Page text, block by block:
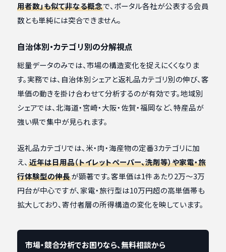
用者数」も似て非なる概念で、ポータル各社が公表する会員
数とも単純には突合できません。
自治体別・カテゴリ別の分解視点
総量データのみでは、市場の構造変化を捉えにくくなりま
す。実務では、自治体別シェアと返礼品カテゴリ別の伸び、客
単価の動きを掛け合わせて分析するのが有効です。地域別
シェアでは、北海道・宮崎・大阪・佐賀・福岡など、特産品が
強い県で集中が見られます。
返礼品カテゴリでは、米・肉・海産物の定番3カテゴリに加
え、 近年は日用品（トイレットペーパー、洗剤等）や家電・旅
行体験型の伸長が顕著です。客単価は1件あたり2万〜3万
円台が中心ですが、家電・旅行型は10万円超の高単価帯も
拡大しており、寄付者層の所得構造の変化を映しています。
市場・競合分析でお困りなら、無料相談から